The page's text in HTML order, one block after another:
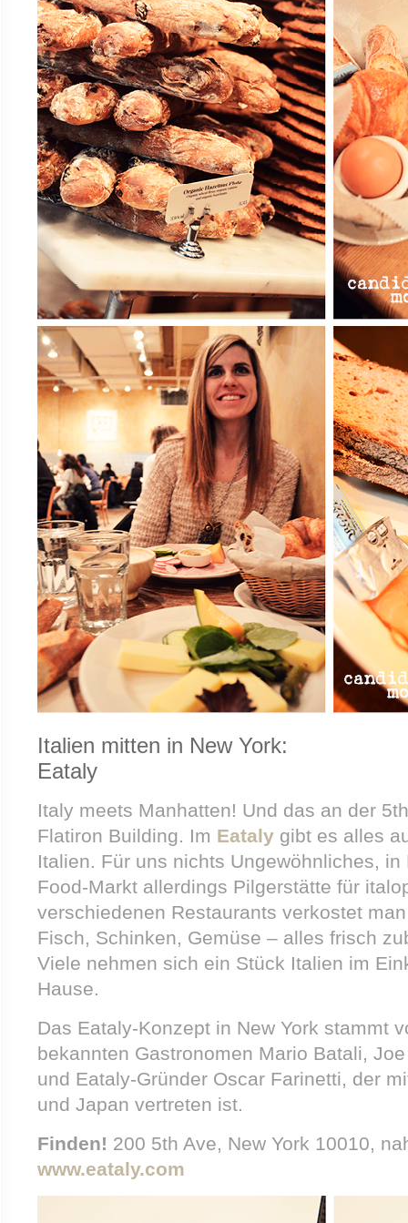
Italien mitten in New York:
Eataly
Italy meets Manhatten! Und das an der
Flatiron Building. Im Eataly gibt es alles
Italien. Für uns nichts Ungewöhnliches, in
Food-Markt allerdings Pilgerstätte für
verschiedenen Restaurants verkostet
Fisch, Schinken, Gemüse – alles frisch
Viele nehmen sich ein Stück Italien im
Hause.
Das Eataly-Konzept in New York stammt
bekannten Gastronomen Mario Batali,
und Eataly-Gründer Oscar Farinetti, der
und Japan vertreten ist.
Finden! 200 5th Ave, New York 10010,
www.eataly.com